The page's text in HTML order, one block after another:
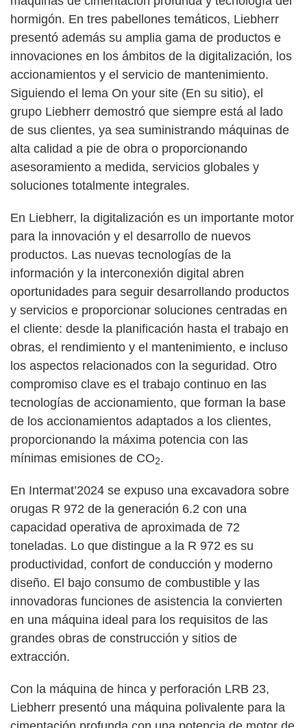
hormigón. En tres pabellones temáticos, Liebherr
presentó además su amplia gama de productos e
innovaciones en los ámbitos de la digitalización, los
accionamientos y el servicio de mantenimiento.
Siguiendo el lema On your site (En su sitio), el
grupo Liebherr demostró que siempre está al lado
de sus clientes, ya sea suministrando máquinas de
alta calidad a pie de obra o proporcionando
asesoramiento a medida, servicios globales y
soluciones totalmente integrales.
En Liebherr, la digitalización es un importante motor
para la innovación y el desarrollo de nuevos
productos. Las nuevas tecnologías de la
información y la interconexión digital abren
oportunidades para seguir desarrollando productos
y servicios e proporcionar soluciones centradas en
el cliente: desde la planificación hasta el trabajo en
obras, el rendimiento y el mantenimiento, e incluso
los aspectos relacionados con la seguridad. Otro
compromiso clave es el trabajo continuo en las
tecnologías de accionamiento, que forman la base
de los accionamientos adaptados a los clientes,
proporcionando la máxima potencia con las
mínimas emisiones de CO2.
En Intermat’2024 se expuso una excavadora sobre
orugas R 972 de la generación 6.2 con una
capacidad operativa de aproximada de 72
toneladas. Lo que distingue a la R 972 es su
productividad, confort de conducción y moderno
diseño. El bajo consumo de combustible y las
innovadoras funciones de asistencia la convierten
en una máquina ideal para los requisitos de las
grandes obras de construcción y sitios de
extracción.
Con la máquina de hinca y perforación LRB 23,
Liebherr presentó una máquina polivalente para la